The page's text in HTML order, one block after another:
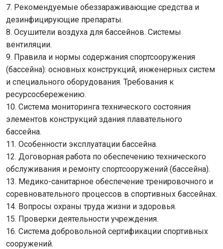
7. Рекомендуемые обеззараживающие средства и
дезинфицирующие препараты.
8. Осушители воздуха для бассейнов. Системы
вентиляции.
9. Правила и нормы содержания спортсооружения
(бассейна): основных конструкций, инженерных систем
и специального оборудования. Требования к
ресурсосбережению.
10. Система мониторинга технического состояния
элементов конструкций здания плавательного
бассейна.
11. Особенности эксплуатации бассейна.
12. Договорная работа по обеспечению технического
обслуживания и ремонту спортсооружений (бассейна).
13. Медико-санитарное обеспечение тренировочного и
соревновательного процессов в спортивных бассейнах.
14. Вопросы охраны труда жизни и здоровья.
15. Проверки деятельности учреждения.
16. Система добровольной сертификации спортивных
сооружений.